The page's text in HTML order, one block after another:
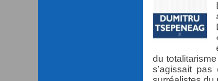
du
s’agissait